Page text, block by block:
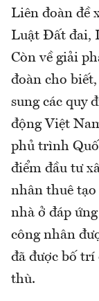
Liên đoàn đề
Luật Đất đai,
Còn về giải
đoàn cho
sung các quy
động Việt
phủ trình
điểm đầu tư
nhân thuê tạo
nhà ở đáp
công nhân
đã được bố trí
thù.